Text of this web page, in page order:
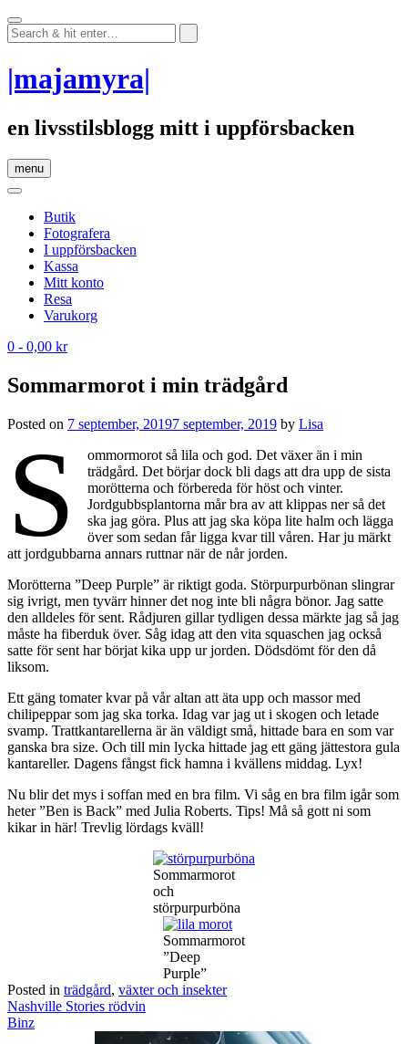
Skip
to
content
|majamyra|
en livsstilsblogg mitt i uppförsbacken
menu
Butik
Fotografera
I uppförsbacken
Kassa
Mitt konto
Resa
Varukorg
0 - 0,00 kr
Sommarmorot i min trädgård
Posted on 7 september, 20197 september, 2019 by Lisa
S
ommormorot så lila och god. Det växer än i min
trädgård. Det börjar dock bli dags att dra upp de sista
morötterna och förbereda för höst och vinter.
Jordgubbsplantorna mår bra av att klippas ner så det
ska jag göra. Plus att jag ska köpa lite halm och lägga
över som sedan får ligga kvar till våren. Har ju märkt
att jordgubbarna annars ruttnar när de når jorden.
Morötterna ”Deep Purple” är riktigt goda. Störpurpurbönan slingrar
sig ivrigt, men tyvärr hinner det nog inte bli några bönor. Jag satte
den alldeles för sent. Rådjuren gillar tydligen dessa märkte jag så jag
måste ha fiberduk över. Såg idag att den vita squaschen jag också
satte för sent har börjat kika upp ur jorden. Dödsdömt för den då
liksom.
Ett gäng tomater kvar på vår altan att äta upp och massor med
chilipeppar som jag ska torka. Idag var jag ut i skogen och letade
svamp. Trattkantarellerna är än väldigt små, hittade bara en som var
ganska bra size. Och till min lycka hittade jag ett gäng jättestora gula
kantareller. Dagens fångst fick hamna i kvällens middag. Lyx!
Nu blir det mys i soffan med en bra film. Vi såg en bra film igår som
heter ”Ben is Back” med Julia Roberts. Tips! Må så gott ni som
kikar in här! Trevlig lördags kväll!
Sommarmorot
och
störpurpurböna
Sommarmorot
”Deep
Purple”
Posted in trädgård, växter och insekter
Post
navigation
Nashville Stories rödvin
Binz